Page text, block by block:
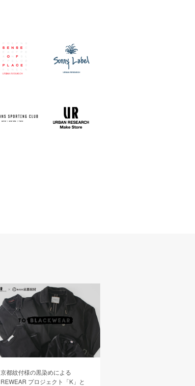
京都紋付様の黒染めによる
REWEAR プロジェクト「K」と